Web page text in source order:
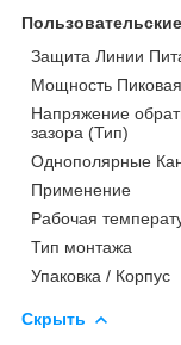
Защита Линии
Мощность Пиковая
Напряжение
зазора (Тип)
Однополярные
Применение
Рабочая
Тип монтажа
Упаковка / Корпус
Скрыть